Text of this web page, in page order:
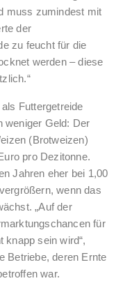
muss zumindest mit
der
zu feucht für die
werden – diese
Futtergetreide
weniger Geld: Der
(Brotweizen)
pro Dezitonne.
Jahren eher bei 1,00
wenn das
„Auf der
für
knapp sein wird“,
Betriebe, deren Ernte
war.